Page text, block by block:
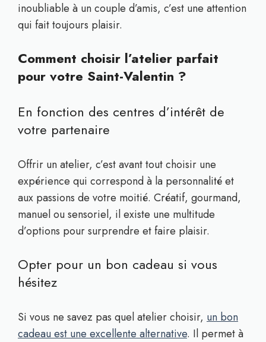
inoubliable à un couple d’amis, c’est une attention
qui fait toujours plaisir.
Comment choisir l’atelier parfait
pour votre Saint-Valentin ?
En fonction des centres d’intérêt de
votre partenaire
Offrir un atelier, c’est avant tout choisir une
expérience qui correspond à la personnalité et
aux passions de votre moitié. Créatif, gourmand,
manuel ou sensoriel, il existe une multitude
d’options pour surprendre et faire plaisir.
Opter pour un bon cadeau si vous
hésitez
Si vous ne savez pas quel atelier choisir, un bon
cadeau est une excellente alternative. Il permet à